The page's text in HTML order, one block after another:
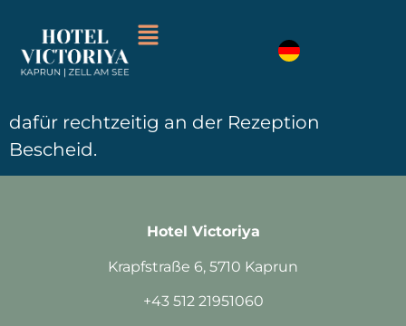
erwartet dich ein Mittagssnack von 12:00
bis 13:00 Uhr. In der Sommersaison ist eine
dafür rechtzeitig an der Rezeption
Bescheid.
Hotel Victoriya
Krapfstraße 6, 5710 Kaprun
+43 512 21951060